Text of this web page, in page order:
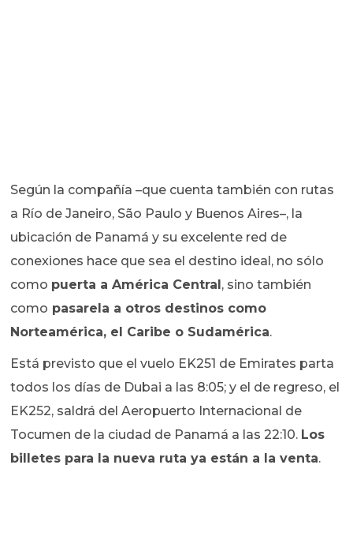
Según la compañía –que cuenta también con rutas
a Río de Janeiro, São Paulo y Buenos Aires–, la
ubicación de Panamá y su excelente red de
conexiones hace que sea el destino ideal, no sólo
como puerta a América Central , sino también
como pasarela a otros destinos como
Norteamérica, el Caribe o Sudamérica.
Está previsto que el vuelo EK251 de Emirates parta
todos los días de Dubai a las 8:05; y el de regreso, el
EK252, saldrá del Aeropuerto Internacional de
Tocumen de la ciudad de Panamá a las 22:10. Los
billetes para la nueva ruta ya están a la venta.